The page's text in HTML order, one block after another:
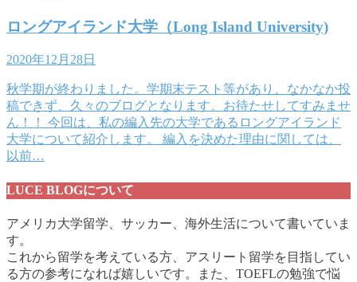
ロングアイランド大学（Long Island University)
2020年12月28日
秋学期が終わりました。学期末テスト等があり、なかなか投
稿できず、久々のブログとなります。お待たせしてすみませ
ん！！ 今回は、私の編入先の大学であるロングアイランド
大学について紹介します。 編入を決めた理由に関しては、
以前…
LUCE BLOGについて
アメリカ大学留学、サッカー、海外生活について書いていま
す。
これから留学を考えている方、アスリート留学を目指してい
る方の参考になれば嬉しいです。また、TOEFLの勉強で悩